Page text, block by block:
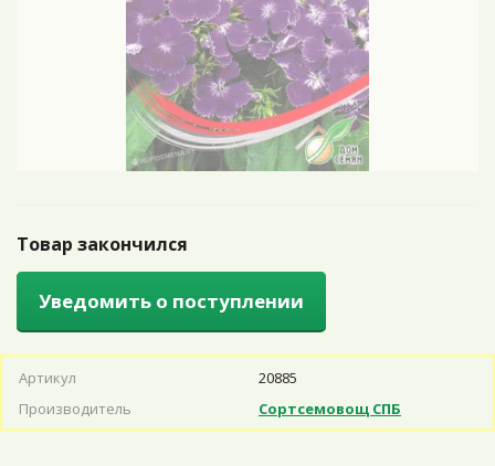
Товар закончился
Уведомить о поступлении
Артикул
20885
Производитель
Сортсемовощ СПБ